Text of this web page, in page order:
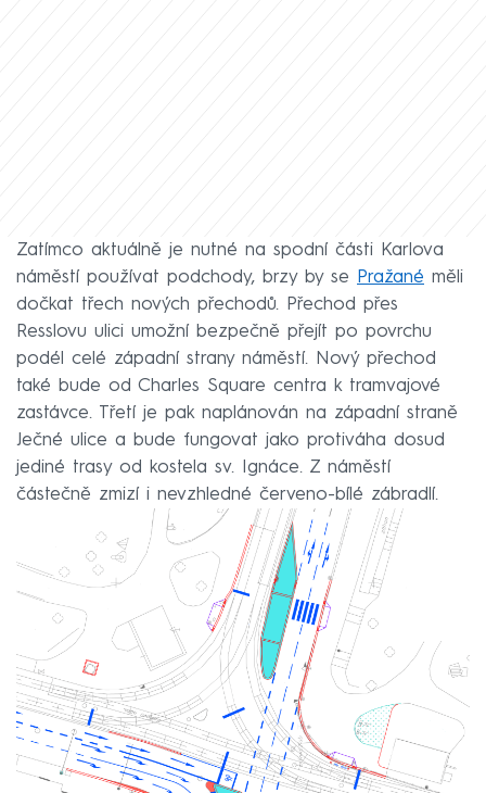
Zatímco aktuálně je nutné na spodní části Karlova
náměstí používat podchody, brzy by se Pražané měli
dočkat třech nových přechodů. Přechod přes
Resslovu ulici umožní bezpečně přejít po povrchu
podél celé západní strany náměstí. Nový přechod
také bude od Charles Square centra k tramvajové
zastávce. Třetí je pak naplánován na západní straně
Ječné ulice a bude fungovat jako protiváha dosud
jediné trasy od kostela sv. Ignáce. Z náměstí
částečně zmizí i nevzhledné červeno-bílé zábradlí.